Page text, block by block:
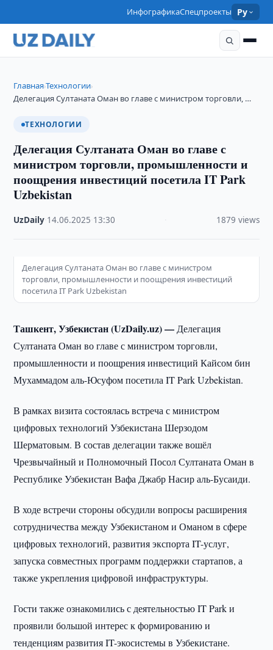
ИнфографикаСпецпроекты Ру
Главная›Технологии›
Делегация Султаната Оман во главе с министром торговли, …
ТЕХНОЛОГИИ
Делегация Султаната Оман во главе с
министром торговли, промышленности и
поощрения инвестиций посетила IT Park
Uzbekistan
UzDaily 14.06.2025 13:30 1879 views
Делегация Султаната Оман во главе с министром
торговли, промышленности и поощрения инвестиций
посетила IT Park Uzbekistan
Ташкент, Узбекистан (UzDaily.uz) —Делегация
Султаната Оман во главе с министром торговли,
промышленности и поощрения инвестиций Кайсом бин
Мухаммадом аль-Юсуфом посетила IT Park Uzbekistan.
В рамках визита состоялась встреча с министром
цифровых технологий Узбекистана Шерзодом
Шерматовым. В состав делегации также вошёл
Чрезвычайный и Полномочный Посол Султаната Оман в
Республике Узбекистан Вафа Джабр Насир аль-Бусаиди.
В ходе встречи стороны обсудили вопросы расширения
сотрудничества между Узбекистаном и Оманом в сфере
цифровых технологий, развития экспорта IT-услуг,
запуска совместных программ поддержки стартапов, а
также укрепления цифровой инфраструктуры.
Гости также ознакомились с деятельностью IT Park и
проявили большой интерес к формированию и
тенденциям развития IT-экосистемы в Узбекистане.